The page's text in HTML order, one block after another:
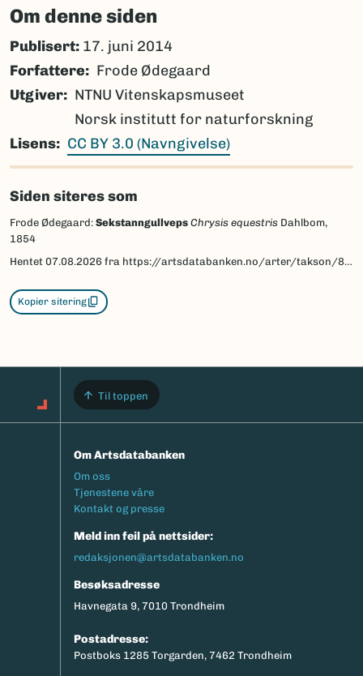
Om denne siden
Publisert: 17. juni 2014
Forfattere
Frode Ødegaard
Utgiver
NTNU Vitenskapsmuseet
Norsk institutt for naturforskning
Lisens
CC BY 3.0 (Navngivelse)
Siden siteres som
Frode Ødegaard: Sekstanngullveps Chrysis equestris Dahlbom,
1854
Hentet 07.08.2026 fra https://artsdatabanken.no/arter/takson/83788/beskrivelse
Kopier sitering
Til toppen
Om Artsdatabanken
Footermeny
Om oss
Tjenestene våre
Kontakt og presse
Meld inn feil på nettsider:
redaksjonen@artsdatabanken.no
Besøksadresse
Havnegata 9, 7010 Trondheim
Postadresse:
Postboks 1285 Torgarden, 7462 Trondheim